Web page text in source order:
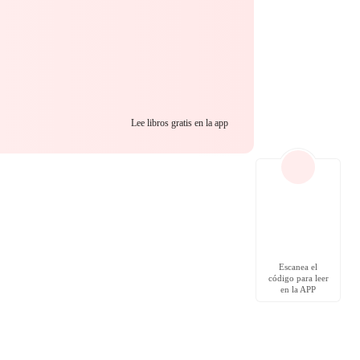
Lee libros gratis en la app
Escanea el
código para leer
en la APP